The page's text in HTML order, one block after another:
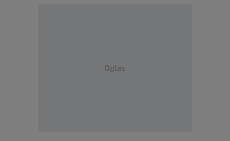
Oglas